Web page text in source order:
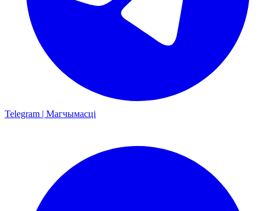
Telegram | Магчымасці